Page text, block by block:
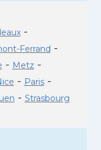
-
Ferrand -
- Metz -
- Paris-
- Strasbourg